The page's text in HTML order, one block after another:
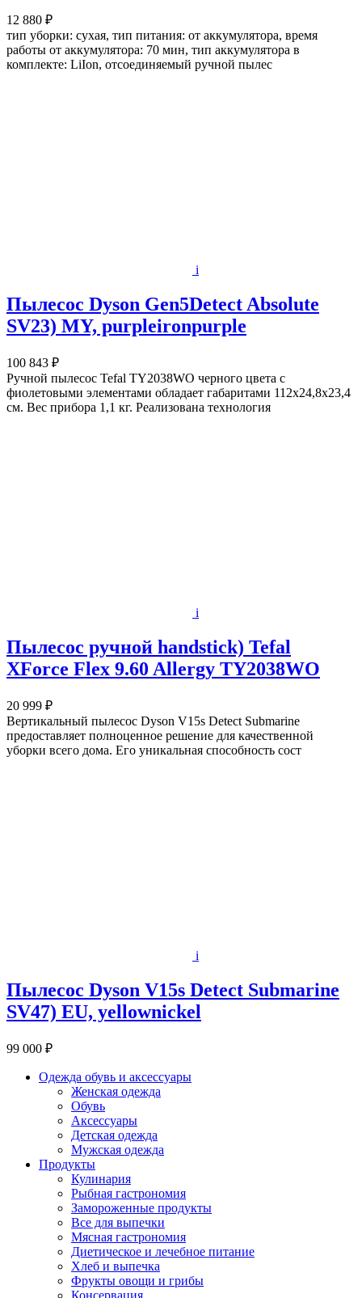
12 880 ₽
тип уборки: сухая, тип питания: от аккумулятора, время
работы от аккумулятора: 70 мин, тип аккумулятора в
комплекте: LiIon, отсоединяемый ручной пылес
i
Пылесос Dyson Gen5Detect Absolute
SV23) MY, purpleironpurple
100 843 ₽
Ручной пылесос Tefal TY2038WO черного цвета с
фиолетовыми элементами обладает габаритами 112х24,8х23,4
см. Вес прибора 1,1 кг. Реализована технология
i
Пылесос ручной handstick) Tefal
XForce Flex 9.60 Allergy TY2038WO
20 999 ₽
Вертикальный пылесос Dyson V15s Detect Submarine
предоставляет полноценное решение для качественной
уборки всего дома. Его уникальная способность сост
i
Пылесос Dyson V15s Detect Submarine
SV47) EU, yellownickel
99 000 ₽
Одежда обувь и аксессуары
Женская одежда
Обувь
Аксессуары
Детская одежда
Мужская одежда
Продукты
Кулинария
Рыбная гастрономия
Замороженные продукты
Все для выпечки
Мясная гастрономия
Диетическое и лечебное питание
Хлеб и выпечка
Фрукты овощи и грибы
Консервация